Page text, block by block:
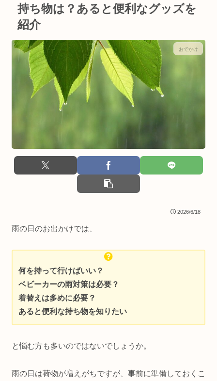
持ち物は？あると便利なグッズを
紹介
おでかけ
2026/6/18
雨の日のお出かけでは、
何を持って行けばいい？
ベビーカーの雨対策は必要？
着替えは多めに必要？
あると便利な持ち物を知りたい
と悩む方も多いのではないでしょうか。
雨の日は荷物が増えがちですが、事前に準備しておくこ